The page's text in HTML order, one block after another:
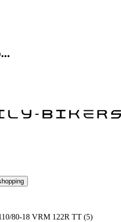
80-18 VRM 122R TT (5)